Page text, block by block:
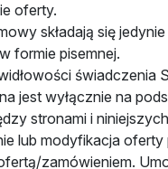
oferty.
składają się
formie pisemnej.
świadczenia
jest wyłącznie na
stronami i
lub modyfikacja
zamówieniem.